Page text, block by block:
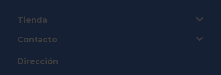
Tienda
Contacto
Dirección